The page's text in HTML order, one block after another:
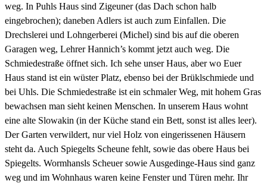
weg. In Puhls Haus sind Zigeuner (das Dach schon halb
eingebrochen); daneben Adlers ist auch zum Einfallen. Die
Drechslerei und Lohngerberei (Michel) sind bis auf die oberen
Garagen weg, Lehrer Hannich’s kommt jetzt auch weg. Die
Schmiedestraße öffnet sich. Ich sehe unser Haus, aber wo Euer
Haus stand ist ein wüster Platz, ebenso bei der Brüklschmiede und
bei Uhls. Die Schmiedestraße ist ein schmaler Weg, mit hohem Gras
bewachsen man sieht keinen Menschen. In unserem Haus wohnt
eine alte Slowakin (in der Küche stand ein Bett, sonst ist alles leer).
Der Garten verwildert, nur viel Holz von eingerissenen Häusern
steht da. Auch Spiegelts Scheune fehlt, sowie das obere Haus bei
Spiegelts. Wormhansls Scheuer sowie Ausgedinge-Haus sind ganz
weg und im Wohnhaus waren keine Fenster und Türen mehr. Ihr